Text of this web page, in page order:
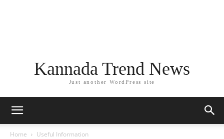
Kannada Trend News
Just another WordPress site
Home Useful Information